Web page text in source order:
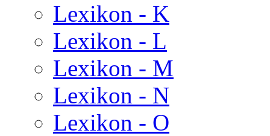
Lexikon - K
Lexikon - L
Lexikon - M
Lexikon - N
Lexikon - O